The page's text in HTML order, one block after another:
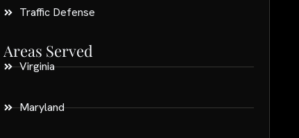
Traffic Defense
Areas Served
Virginia
Maryland